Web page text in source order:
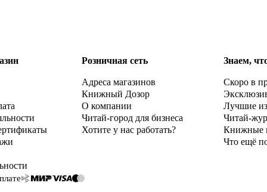
Розничная сеть
Адреса магазинов
Книжный Дозор
О компании
Читай-город для бизнеса
Хотите у нас работать?
Знаем,
Скоро в
Лучшие
Читай-
Книжные
Что ещё